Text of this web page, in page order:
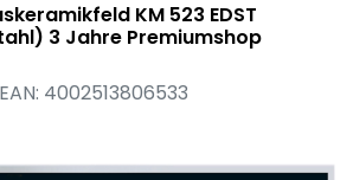
KM 523 EDST
3 Jahre Premiumshop
EAN: 4002513806533